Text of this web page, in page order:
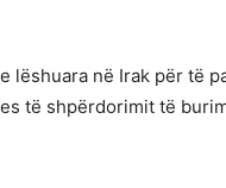
në Irak për të
të shpërdorimit të